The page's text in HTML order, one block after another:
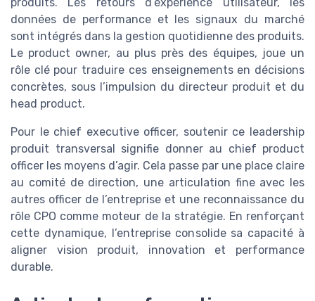
données de performance et les signaux du marché
sont intégrés dans la gestion quotidienne des produits.
Le product owner, au plus près des équipes, joue un
rôle clé pour traduire ces enseignements en décisions
concrètes, sous l’impulsion du directeur produit et du
head product.
Pour le chief executive officer, soutenir ce leadership
produit transversal signifie donner au chief product
officer les moyens d’agir. Cela passe par une place claire
au comité de direction, une articulation fine avec les
autres officer de l’entreprise et une reconnaissance du
rôle CPO comme moteur de la stratégie. En renforçant
cette dynamique, l’entreprise consolide sa capacité à
aligner vision produit, innovation et performance
durable.